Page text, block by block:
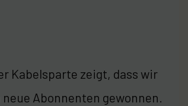
Kabelsparte zeigt, dass wir
Abonnenten gewonnen.